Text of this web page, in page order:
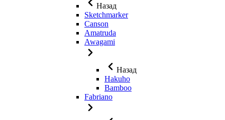
Назад
Sketchmarker
Canson
Amatruda
Awagami
Назад
Hakuho
Bamboo
Fabriano